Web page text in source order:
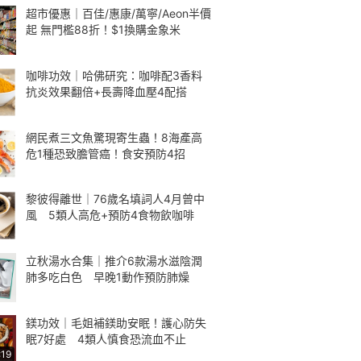
超市優惠｜百佳/惠康/萬寧/Aeon半價
起 無門檻88折！$1換購金象米
咖啡功效｜哈佛研究：咖啡配3香料
抗炎效果翻倍+長壽降血壓4配搭
網民煮三文魚驚現寄生蟲！8海產高
危1種恐致膽管癌！食安預防4招
黎彼得離世｜76歲名填詞人4月曾中
風 5類人高危+預防4食物飲咖啡
立秋湯水合集｜推介6款湯水滋陰潤
肺多吃白色 早晚1動作預防肺燥
鎂功效｜毛姐補鎂助安眠！護心防失
眠7好處 4類人慎食恐流血不止